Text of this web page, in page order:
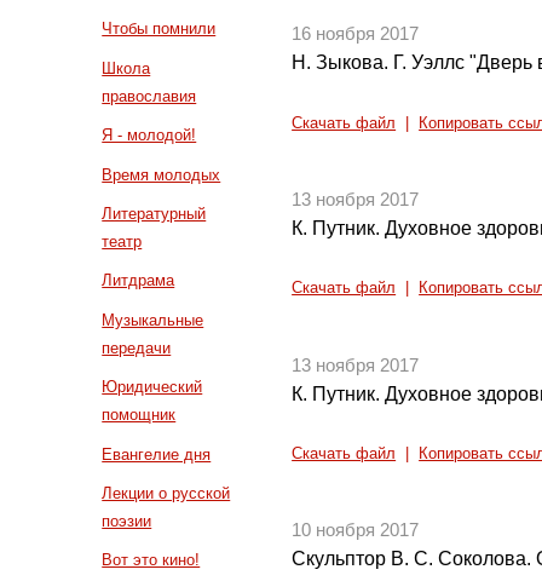
Чтобы помнили
Школа
православия
Я - молодой!
Время молодых
Литературный
театр
Литдрама
Музыкальные
передачи
Юридический
помощник
Евангелие дня
Лекции о русской
поэзии
Вот это кино!
16 ноября 2017
Н. Зыкова. Г. Уэллс "Дверь
Скачать файл Копировать
13 ноября 2017
К. Путник. Духовное
Скачать файл Копировать
13 ноября 2017
К. Путник. Духовное
Скачать файл Копировать
10 ноября 2017
Скульптор В. С. Соколова.